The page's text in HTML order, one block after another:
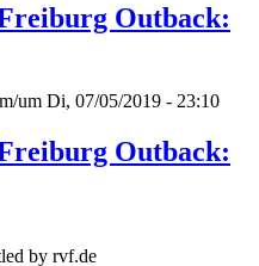
Outback:
um Di, 07/05/2019 - 23:10
Outback:
by rvf.de